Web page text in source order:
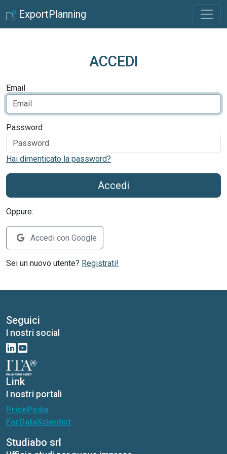
ExportPlanning
ACCEDI
Email
Password
Hai dimenticato la password?
Accedi
Oppure:
Accedi con Google
Sei un nuovo utente? Registrati!
Seguici
I nostri social
Link
I nostri portali
PricePedia
ForDataScientist
Studiabo srl